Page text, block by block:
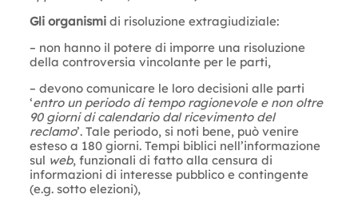
Gli organismidi risoluzione extragiudiziale:
– non hanno il potere di imporre una risoluzione
della controversia vincolante per le parti,
– devono comunicare le loro decisioni alle parti
‘entro un periodo di tempo ragionevole e non oltre
90 giorni di calendario dal ricevimento del
reclamo’. Tale periodo, si noti bene, può venire
esteso a 180 giorni. Tempi biblici nell’informazione
sul web, funzionali di fatto alla censura di
informazioni di interesse pubblico e contingente
(e.g. sotto elezioni),